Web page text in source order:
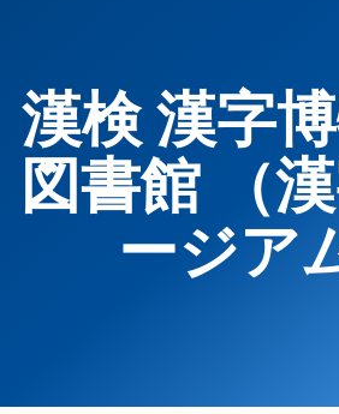
ー
漢検 漢字
図書館 （
ージア